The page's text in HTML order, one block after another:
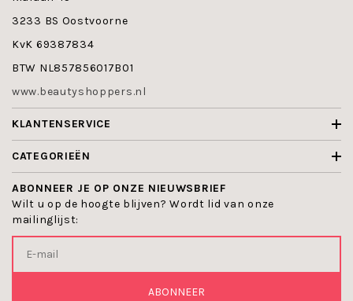
3233 BS Oostvoorne
KvK 69387834
BTW NL857856017B01
www.beautyshoppers.nl
KLANTENSERVICE
CATEGORIEËN
ABONNEER JE OP ONZE NIEUWSBRIEF
Wilt u op de hoogte blijven? Wordt lid van onze
mailinglijst:
ABONNEER